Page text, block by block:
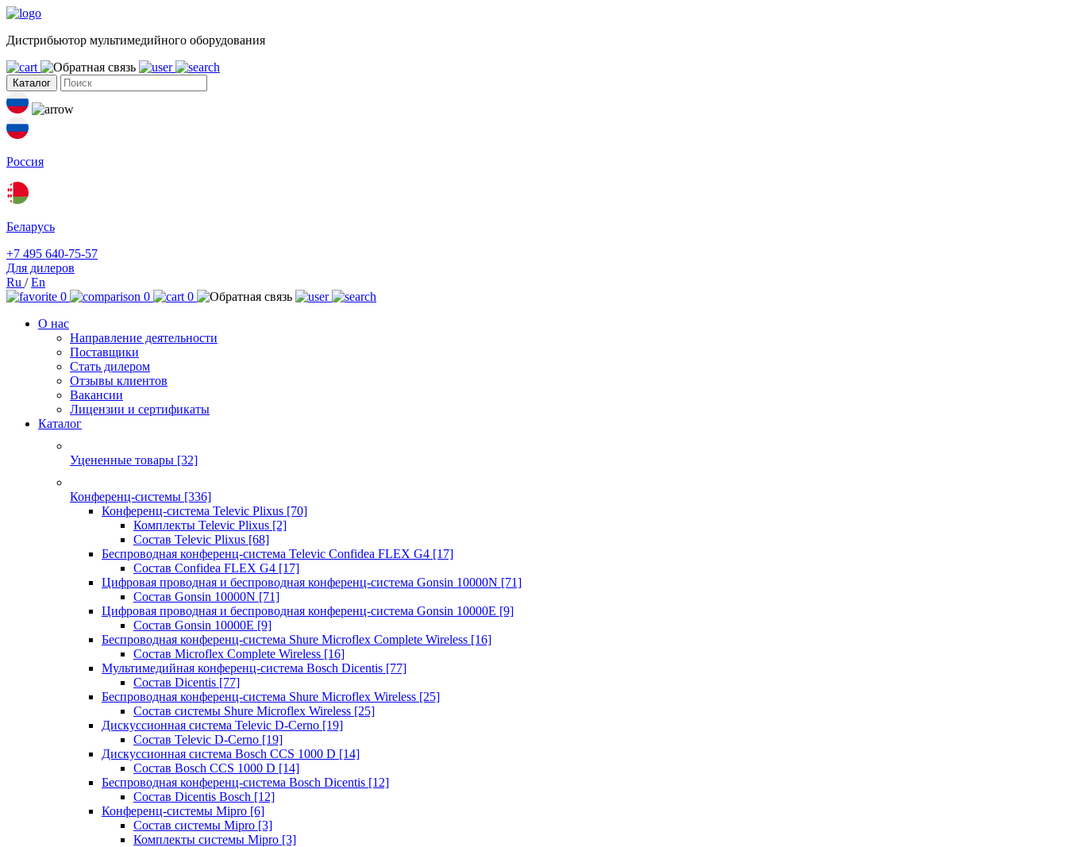
Дистрибьютор мультимедийного оборудования
Каталог
Россия
Беларусь
+7 495 640-75-57
Для дилеров
Ru /En
0
0
0
О нас
Направление деятельности
Поставщики
Стать дилером
Отзывы клиентов
Вакансии
Лицензии и сертификаты
Каталог
Уцененные товары [32]
Конференц-системы [336]
Конференц-система Televic Plixus [70]
Комплекты Televic Plixus [2]
Состав Televic Plixus [68]
Беспроводная конференц-система Televic Confidea FLEX G4 [17]
Состав Confidea FLEX G4 [17]
Цифровая проводная и беспроводная конференц-система Gonsin 10000N [71]
Состав Gonsin 10000N [71]
Цифровая проводная и беспроводная конференц-система Gonsin 10000E [9]
Состав Gonsin 10000E [9]
Беспроводная конференц-система Shure Microflex Complete Wireless [16]
Состав Microflex Complete Wireless [16]
Мультимедийная конференц-система Bosch Dicentis [77]
Состав Dicentis [77]
Беспроводная конференц-система Shure Microflex Wireless [25]
Состав системы Shure Microflex Wireless [25]
Дискуссионная система Televic D-Cerno [19]
Состав Televic D-Cerno [19]
Дискуссионная система Bosch CCS 1000 D [14]
Состав Bosch CCS 1000 D [14]
Беспроводная конференц-система Bosch Dicentis [12]
Состав Dicentis Bosch [12]
Конференц-системы Mipro [6]
Состав системы Mipro [3]
Комплекты системы Mipro [3]